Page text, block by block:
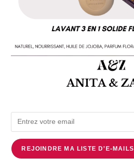
REJOINDRE MA LISTE D’E-MAILS